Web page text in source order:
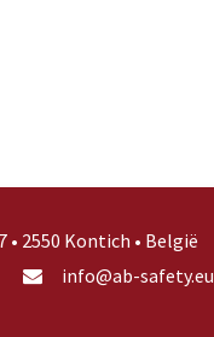
2550 Kontich • België
info@ab-safety.eu